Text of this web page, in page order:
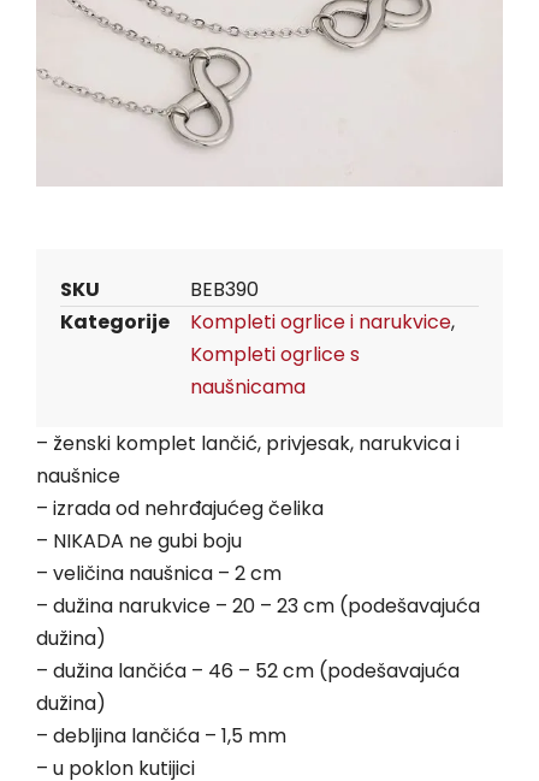
SKU BEB390
Kategorije Kompleti ogrlice i narukvice,
Kompleti ogrlice s
naušnicama
– ženski komplet lančić, privjesak, narukvica i
naušnice
– izrada od nehrđajućeg čelika
– NIKADA ne gubi boju
– veličina naušnica – 2 cm
– dužina narukvice – 20 – 23 cm (podešavajuća
dužina)
– dužina lančića – 46 – 52 cm (podešavajuća
dužina)
– debljina lančića – 1,5 mm
– u poklon kutijici